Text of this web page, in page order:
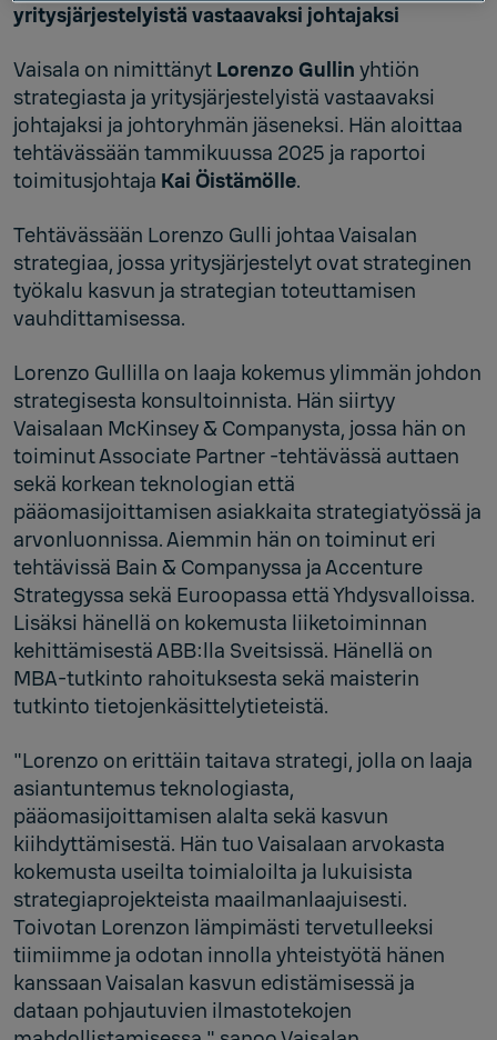
yritysjärjestelyistä vastaavaksi johtajaksi
Vaisala on nimittänyt Lorenzo Gullin yhtiön
strategiasta ja yritysjärjestelyistä vastaavaksi
johtajaksi ja johtoryhmän jäseneksi. Hän aloittaa
tehtävässään tammikuussa 2025 ja raportoi
toimitusjohtaja Kai Öistämölle.
Tehtävässään Lorenzo Gulli johtaa Vaisalan
strategiaa, jossa yritysjärjestelyt ovat strateginen
työkalu kasvun ja strategian toteuttamisen
vauhdittamisessa.
Lorenzo Gullilla on laaja kokemus ylimmän johdon
strategisesta konsultoinnista. Hän siirtyy
Vaisalaan McKinsey & Companysta, jossa hän on
toiminut Associate Partner -tehtävässä auttaen
sekä korkean teknologian että
pääomasijoittamisen asiakkaita strategiatyössä ja
arvonluonnissa. Aiemmin hän on toiminut eri
tehtävissä Bain & Companyssa ja Accenture
Strategyssa sekä Euroopassa että Yhdysvalloissa.
Lisäksi hänellä on kokemusta liiketoiminnan
kehittämisestä ABB:lla Sveitsissä. Hänellä on
MBA-tutkinto rahoituksesta sekä maisterin
tutkinto tietojenkäsittelytieteistä.
"Lorenzo on erittäin taitava strategi, jolla on laaja
asiantuntemus teknologiasta,
pääomasijoittamisen alalta sekä kasvun
kiihdyttämisestä. Hän tuo Vaisalaan arvokasta
kokemusta useilta toimialoilta ja lukuisista
strategiaprojekteista maailmanlaajuisesti.
Toivotan Lorenzon lämpimästi tervetulleeksi
tiimiimme ja odotan innolla yhteistyötä hänen
kanssaan Vaisalan kasvun edistämisessä ja
dataan pohjautuvien ilmastotekojen